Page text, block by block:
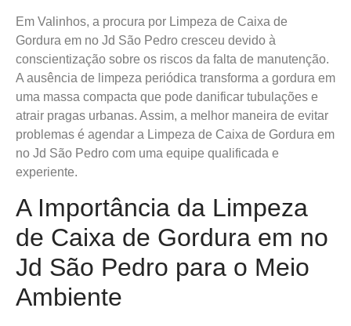
Em Valinhos, a procura por Limpeza de Caixa de
Gordura em no Jd São Pedro cresceu devido à
conscientização sobre os riscos da falta de manutenção.
A ausência de limpeza periódica transforma a gordura em
uma massa compacta que pode danificar tubulações e
atrair pragas urbanas. Assim, a melhor maneira de evitar
problemas é agendar a Limpeza de Caixa de Gordura em
no Jd São Pedro com uma equipe qualificada e
experiente.
A Importância da Limpeza
de Caixa de Gordura em no
Jd São Pedro para o Meio
Ambiente